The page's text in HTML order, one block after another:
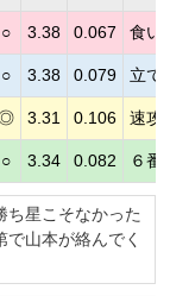
○ 3.38 0.067 食い
○ 3.38 0.079 立て
3.31 0.106 速攻
○ 3.34 0.082 ６番
ち星こそなかった
山本が絡んでく